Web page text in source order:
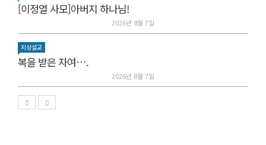
[이정열 사모]아버지 하나님!
2026년 8월 7일
지상설교
복을 받은 자여….
2026년 8월 7일